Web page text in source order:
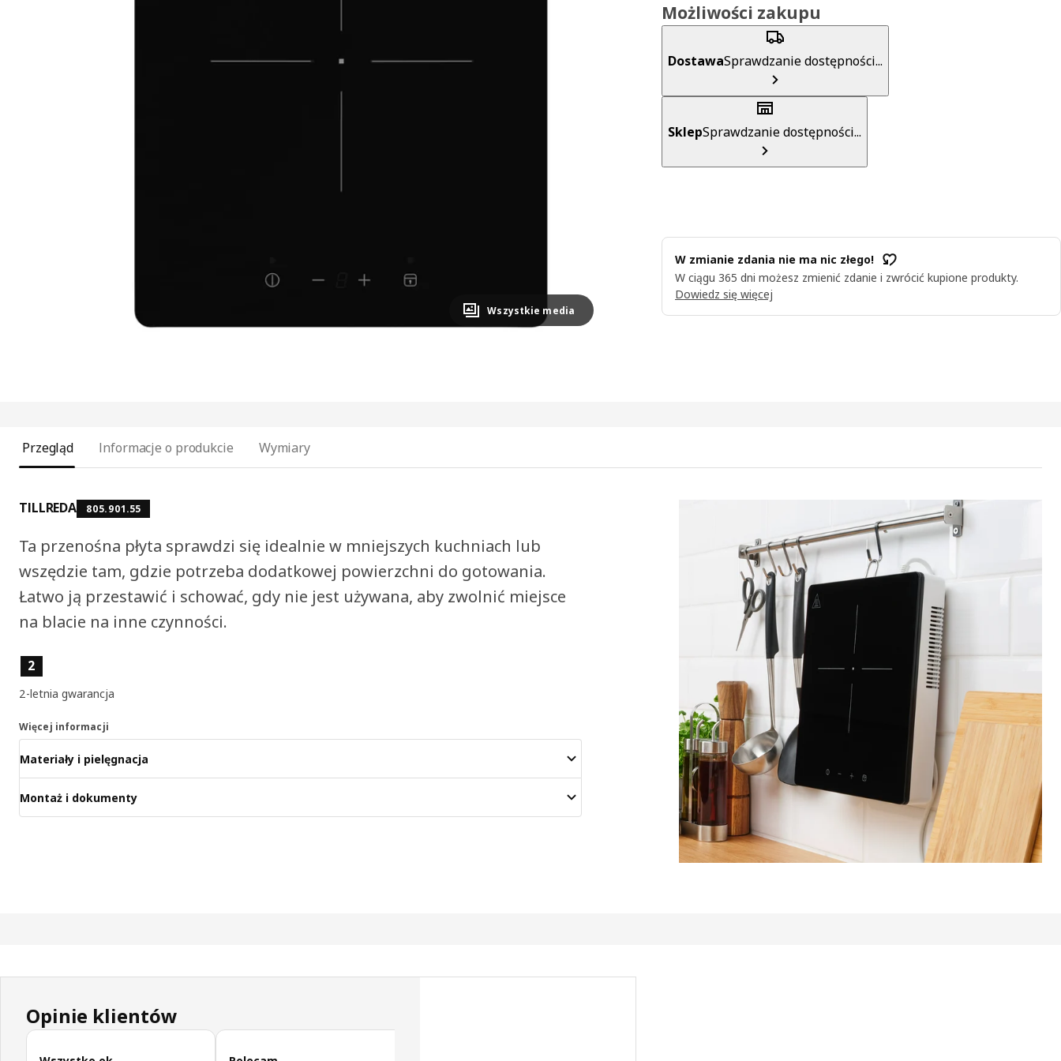
Wszystkie media
Możliwości zakupu
DostawaSprawdzanie dostępności...
SklepSprawdzanie dostępności...
W zmianie zdania nie ma nic złego!
W ciągu 365 dni możesz zmienić zdanie i zwrócić kupione produkty.
Dowiedz się więcej
Przegląd Informacje o produkcie Wymiary
TILLREDA 805.901.55
Ta przenośna płyta sprawdzi się idealnie w mniejszych kuchniach lub
wszędzie tam, gdzie potrzeba dodatkowej powierzchni do gotowania.
Łatwo ją przestawić i schować, gdy nie jest używana, aby zwolnić miejsce
na blacie na inne czynności.
Cechy produktu
2
2-letnia gwarancja
Więcej informacji
Materiały i pielęgnacja
Montaż i dokumenty
Opinie klientów
Pomiń opinie klientów